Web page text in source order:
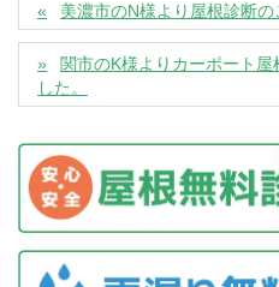
美濃市のN様より屋根診断の
関市のK様よりカーポート
した。